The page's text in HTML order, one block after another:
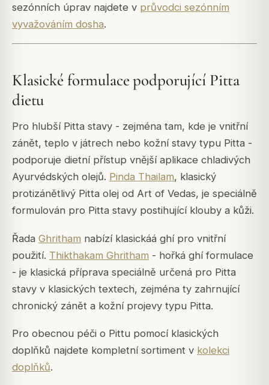
sezónních úprav najdete v průvodci sezónním
vyvažováním dosha.
Klasické formulace podporující Pitta
dietu
Pro hlubší Pitta stavy - zejména tam, kde je vnitřní
zánět, teplo v játrech nebo kožní stavy typu Pitta -
podporuje dietní přístup vnější aplikace chladivých
Ayurvédských olejů. Pinda Thailam, klasický
protizánětlivý Pitta olej od Art of Vedas, je speciálně
formulován pro Pitta stavy postihující klouby a kůži.
Řada Ghritham nabízí klasickáá ghí pro vnitřní
použití. Thikthakam Ghritham - hořká ghí formulace
- je klasická příprava speciálně určená pro Pitta
stavy v klasických textech, zejména ty zahrnující
chronický zánět a kožní projevy typu Pitta.
Pro obecnou péči o Pittu pomocí klasických
doplňků najdete kompletní sortiment v kolekci
doplňků.